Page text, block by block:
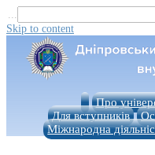
...
Skip to content
Про
Для вступників
Міжнародна